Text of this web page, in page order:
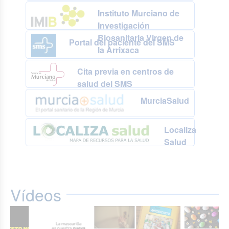
Instituto Murciano de
Investigación
Biosanitaria Virgen de
la Arrixaca
Portal del paciente del SMS
Cita previa en centros de
salud del SMS
MurciaSalud
Localiza
Salud
Vídeos